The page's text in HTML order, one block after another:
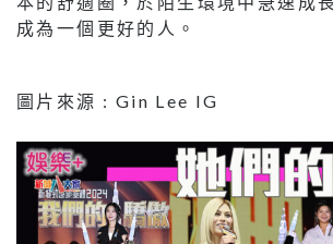
成為一個更好的人。
圖片來源 : Gin Lee IG